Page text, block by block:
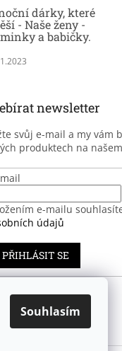
Souhlasím
dárky, které
- Naše ženy -
a babičky.
newsletter
svůj e-mail a my vám
produktech na
e-mailu
údajů
PŘIHLÁSIT SE